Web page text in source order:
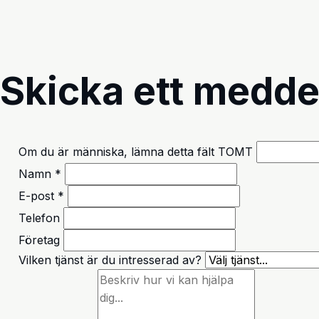
Skicka ett
Om du är människa, lämna detta fält TOMT
Namn *
E-post *
Telefon
Företag
Vilken tjänst är du intresserad av?